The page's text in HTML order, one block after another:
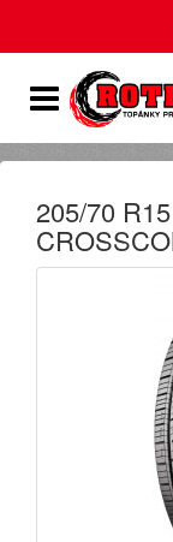
205/70